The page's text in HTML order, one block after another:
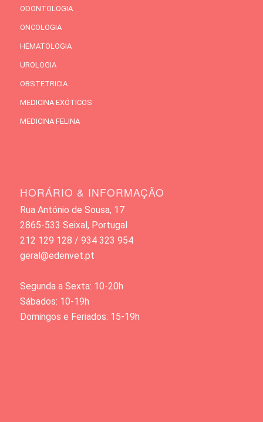
ODONTOLOGIA
ONCOLOGIA
HEMATOLOGIA
UROLOGIA
OBSTETRICIA
MEDICINA EXÓTICOS
MEDICINA FELINA
HORÁRIO & INFORMAÇÃO
Rua António de Sousa, 17
2865-533 Seixal, Portugal
212 129 128 / 934 323 954
geral@edenvet.pt
Segunda a Sexta: 10-20h
Sábados: 10-19h
Domingos e Feriados: 15-19h